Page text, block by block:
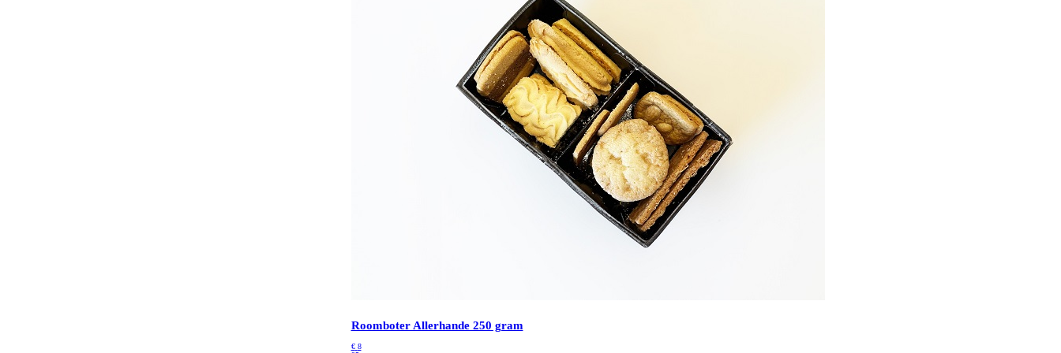
Roomboter Allerhande 250 gram
€ 8